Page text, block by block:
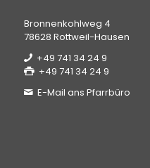
Bronnenkohlweg 4
78628 Rottweil-Hausen
+49 741 34 24 9
+49 741 34 24 9
E-Mail ans Pfarrbüro